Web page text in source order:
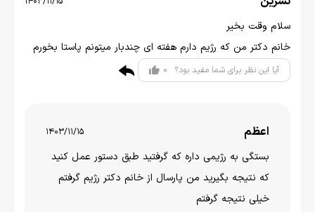
سلام وقت بخیر
خانم دکتر من که رژیم دارم هفته ای چندبار میتونم پاستا بخورم
آیا این نظر برای شما مفید بود؟ 0
اعظم 1403/11/15
بستگی به رژیمی داره که گرفتید طبق دستور عمل کنید
که نتیجه بگیرید من پارسال از خانم دکتر رژیم گرفتم
خیلی نتیجه گرفتم